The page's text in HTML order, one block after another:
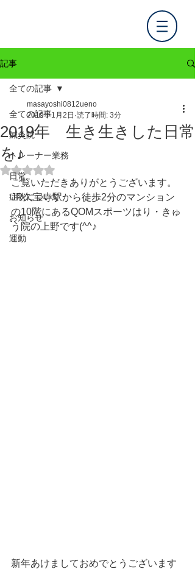
記事
全ての記事
鍼灸院
トレーナー業務
日常
症状について
お知らせ
運動
全ての記事
2019年 生き生きした日常
を♪
masayoshi0812ueno
2019年1月2日 読了時間: 3分
5つ星のうちNaNと評価されています。
ご覧いただきありがとうございます。
JR久宝寺駅から徒歩2分のマンション
の10階にあるQOMスポーツはり・きゅ
う院の上野です(^^♪
新年あけましておめでとうございます